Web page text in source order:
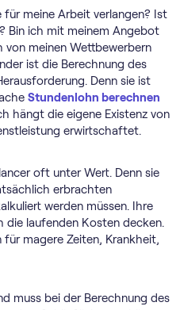
meine Arbeit verlangen? Ist
Bin ich mit meinem Angebot
meinen Wettbewerbern
ist die Berechnung des
Denn sie ist
Stundenlohn berechnen
hängt die eigene Existenz von
erwirtschaftet.
oft unter Wert. Denn sie
erbrachten
werden müssen. Ihre
die laufenden Kosten decken.
magere Zeiten, Krankheit,
muss bei der Berechnung des